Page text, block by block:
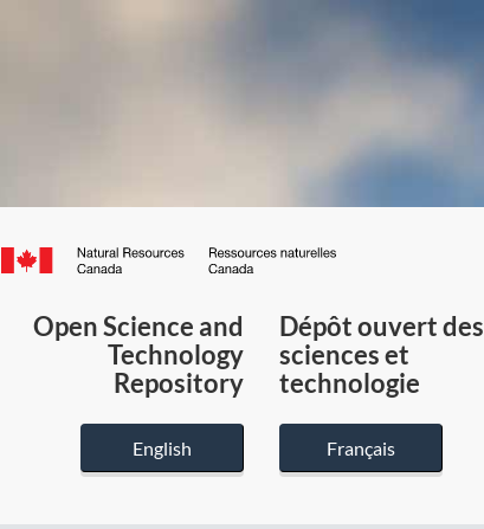
Canada.ca
du
Canada
Open Science and
Technology
Repository
English
Dépôt ouvert des
sciences et
technologie
Français